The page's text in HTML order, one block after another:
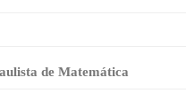
de Matemática